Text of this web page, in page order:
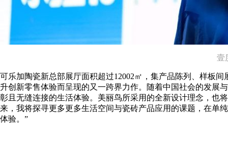
壹
可乐加陶瓷新总部展厅面积超过12002㎡，集产品陈列、样板
升创新零售体验而呈现的又一跨界力作。随着中国社会的发展
彰且无缝连接的生活体验。美丽鸟所采用的全新设计理念，也
来，我将探寻更多更多生活空间与瓷砖产品应用的课题，在单
体验。”